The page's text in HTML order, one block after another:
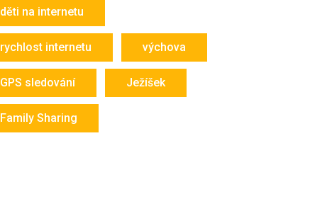
děti na internetu
rychlost internetu výchova
GPS sledování Ježíšek
Family Sharing